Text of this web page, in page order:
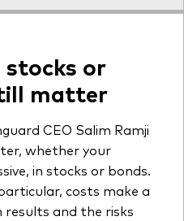
stocks or
matter
CEO Salim Ramji
whether your
in stocks or bonds.
costs make a
and the risks